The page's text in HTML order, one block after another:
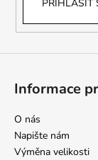
PŘIHLÁSIT
Informace
O nás
Napište nám
Výměna velikosti